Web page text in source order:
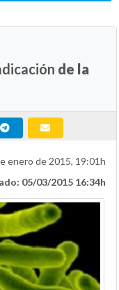
de la
enero de 2015, 19:01h
05/03/2015 16:34h